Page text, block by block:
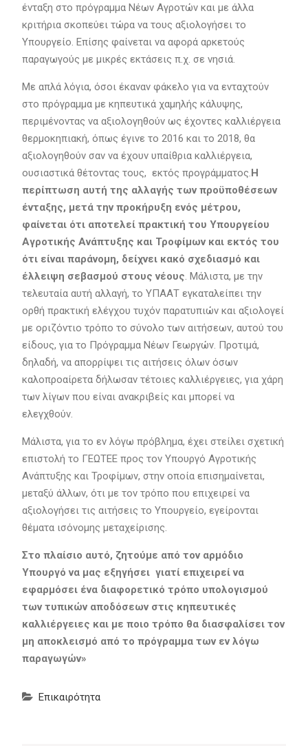
ένταξη στο πρόγραμμα Νέων Αγροτών και με άλλα
κριτήρια σκοπεύει τώρα να τους αξιολογήσει το
Υπουργείο. Επίσης φαίνεται να αφορά αρκετούς
παραγωγούς με μικρές εκτάσεις π.χ. σε νησιά.
Με απλά λόγια, όσοι έκαναν φάκελο για να ενταχτούν
στο πρόγραμμα με κηπευτικά χαμηλής κάλυψης,
περιμένοντας να αξιολογηθούν ως έχοντες καλλιέργεια
θερμοκηπιακή, όπως έγινε το 2016 και το 2018, θα
αξιολογηθούν σαν να έχουν υπαίθρια καλλιέργεια,
ουσιαστικά θέτοντας τους, εκτός προγράμματος.Η
περίπτωση αυτή της αλλαγής των προϋποθέσεων
ένταξης, μετά την προκήρυξη ενός μέτρου,
φαίνεται ότι αποτελεί πρακτική του Υπουργείου
Αγροτικής Ανάπτυξης και Τροφίμων και εκτός του
ότι είναι παράνομη, δείχνει κακό σχεδιασμό και
έλλειψη σεβασμού στους νέους. Μάλιστα, με την
τελευταία αυτή αλλαγή, το ΥΠΑΑΤ εγκαταλείπει την
ορθή πρακτική ελέγχου τυχόν παρατυπιών και αξιολογεί
με οριζόντιο τρόπο το σύνολο των αιτήσεων, αυτού του
είδους, για το Πρόγραμμα Νέων Γεωργών. Προτιμά,
δηλαδή, να απορρίψει τις αιτήσεις όλων όσων
καλοπροαίρετα δήλωσαν τέτοιες καλλιέργειες, για χάρη
των λίγων που είναι ανακριβείς και μπορεί να
ελεγχθούν.
Μάλιστα, για το εν λόγω πρόβλημα, έχει στείλει σχετική
επιστολή το ΓΕΩΤΕΕ προς τον Υπουργό Αγροτικής
Ανάπτυξης και Τροφίμων, στην οποία επισημαίνεται,
μεταξύ άλλων, ότι με τον τρόπο που επιχειρεί να
αξιολογήσει τις αιτήσεις το Υπουργείο, εγείρονται
θέματα ισόνομης μεταχείρισης.
Στο πλαίσιο αυτό, ζητούμε από τον αρμόδιο
Υπουργό να μας εξηγήσει γιατί επιχειρεί να
εφαρμόσει ένα διαφορετικό τρόπο υπολογισμού
των τυπικών αποδόσεων στις κηπευτικές
καλλιέργειες και με ποιο τρόπο θα διασφαλίσει τον
μη αποκλεισμό από το πρόγραμμα των εν λόγω
παραγωγών»
Επικαιρότητα